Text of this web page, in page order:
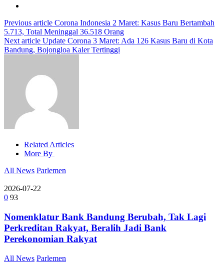
Previous article Corona Indonesia 2 Maret: Kasus Baru Bertambah
5.713, Total Meninggal 36.518 Orang
Next article Update Corona 3 Maret: Ada 126 Kasus Baru di Kota
Bandung, Bojongloa Kaler Tertinggi
Related Articles
More By
All News Parlemen
2026-07-22
0 93
Nomenklatur Bank Bandung Berubah, Tak Lagi
Perkreditan Rakyat, Beralih Jadi Bank
Perekonomian Rakyat
All News Parlemen